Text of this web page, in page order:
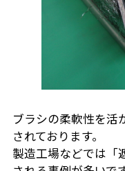
ブラシの柔軟性を活
されております。
製造工場などでは「